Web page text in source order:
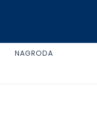
NAGRODA